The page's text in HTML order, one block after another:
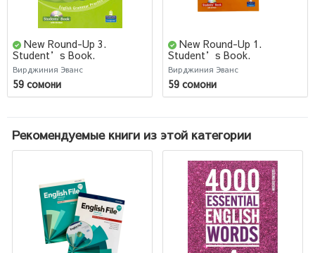
New Round-Up 3.
Student’s Book.
Грамматика английского
языка / Russian Edition with
CD-Rom/ 6 edition
Вирджиния Эванс
59 сомони
New Round-Up 1.
Student’s Book.
Грамматика английского
языка / Russian Edition with
CD-Rom/ 6 edition
Вирджиния Эванс
59 сомони
Рекомендуемые книги из этой категории